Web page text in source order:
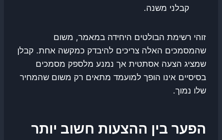
קבלני משנה.
זוהי רשימת הבולטים היחידה במאמר, משום
שהמסמכים האלה צריכים להיבדק כמקשה אחת. קבלן
שמציג הצעה אסתטית אך נמנע מלספק מסמכים
בסיסיים אינו הופך למועמד מתאים רק משום שהמחיר
שלו נמוך.
הפער בין ההצעות חשוב יותר